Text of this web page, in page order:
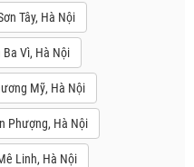
Tây, Hà Nội
Vì, Hà Nội
Mỹ, Hà Nội
Phượng, Hà Nội
Linh, Hà Nội